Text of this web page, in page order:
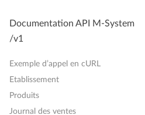
Documentation API M-System
/v1
Exemple d’appel en cURL
Etablissement
Produits
Journal des ventes